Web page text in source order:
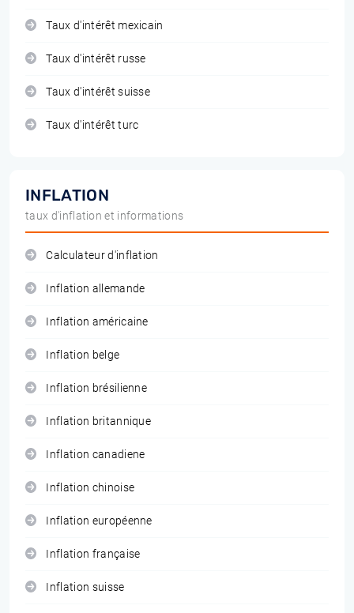
Taux d'intérêt mexicain
Taux d'intérêt russe
Taux d'intérêt suisse
Taux d'intérêt turc
INFLATION
taux d'inflation et informations
Calculateur d'inflation
Inflation allemande
Inflation américaine
Inflation belge
Inflation brésilienne
Inflation britannique
Inflation canadiene
Inflation chinoise
Inflation européenne
Inflation française
Inflation suisse